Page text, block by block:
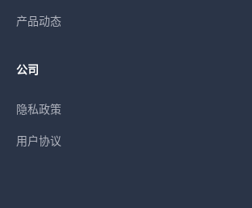
产品动态
公司
隐私政策
用户协议